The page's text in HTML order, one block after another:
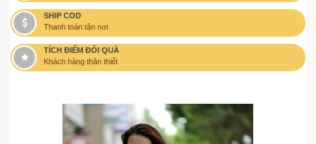
SHIP COD
Thanh toán tận nơi
TÍCH ĐIỂM ĐỔI QUÀ
Khách hàng thân thiết